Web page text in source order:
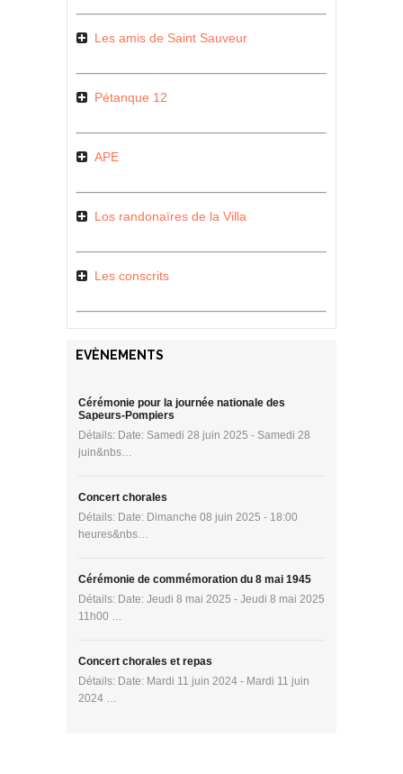
Les amis de Saint Sauveur
Pétanque 12
APE
Los randonaïres de la Villa
Les conscrits
EVÈNEMENTS
Cérémonie pour la journée nationale des
Sapeurs-Pompiers
Détails: Date: Samedi 28 juin 2025 - Samedi 28
juin&nbs…
Concert chorales
Détails: Date: Dimanche 08 juin 2025 - 18:00
heures&nbs…
Cérémonie de commémoration du 8 mai 1945
Détails: Date: Jeudi 8 mai 2025 - Jeudi 8 mai 2025
11h00 …
Concert chorales et repas
Détails: Date: Mardi 11 juin 2024 - Mardi 11 juin
2024 …